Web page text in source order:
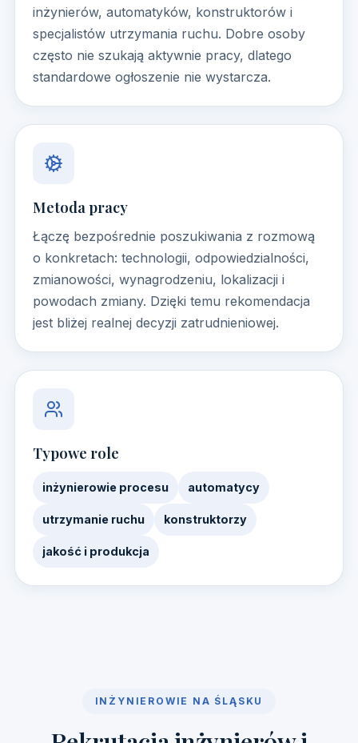
inżynierów, automatyków, konstruktorów i
specjalistów utrzymania ruchu. Dobre osoby
często nie szukają aktywnie pracy, dlatego
standardowe ogłoszenie nie wystarcza.
Metoda pracy
Łączę bezpośrednie poszukiwania z rozmową
o konkretach: technologii, odpowiedzialności,
zmianowości, wynagrodzeniu, lokalizacji i
powodach zmiany. Dzięki temu rekomendacja
jest bliżej realnej decyzji zatrudnieniowej.
Typowe role
inżynierowie procesu automatycy
utrzymanie ruchu konstruktorzy
jakość i produkcja
INŻYNIEROWIE NA ŚLĄSKU